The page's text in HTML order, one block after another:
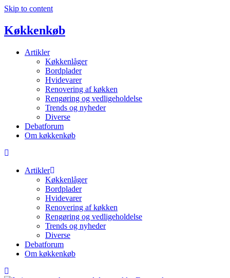
Skip to content
Køkkenkøb
Artikler
Køkkenlåger
Bordplader
Hvidevarer
Renovering af køkken
Rengøring og vedligeholdelse
Trends og nyheder
Diverse
Debatforum
Om køkkenkøb
Artikler
Køkkenlåger
Bordplader
Hvidevarer
Renovering af køkken
Rengøring og vedligeholdelse
Trends og nyheder
Diverse
Debatforum
Om køkkenkøb